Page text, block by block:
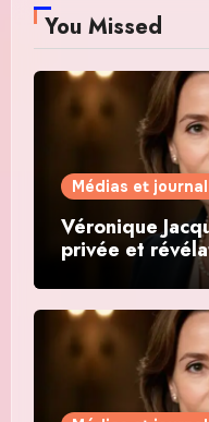
You Missed
Médias et
Véronique
privée et